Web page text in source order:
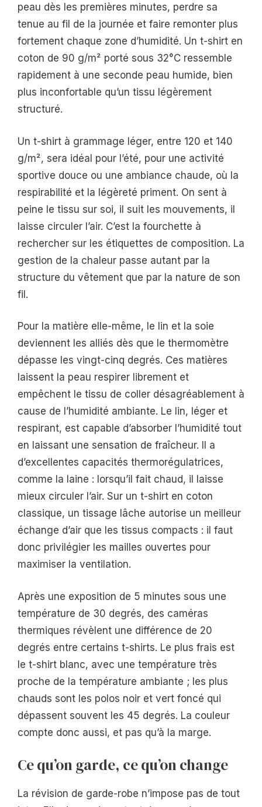
peau dès les premières minutes, perdre sa
tenue au fil de la journée et faire remonter plus
fortement chaque zone d’humidité. Un t-shirt en
coton de 90 g/m² porté sous 32°C ressemble
rapidement à une seconde peau humide, bien
plus inconfortable qu’un tissu légèrement
structuré.
Un t-shirt à grammage léger, entre 120 et 140
g/m², sera idéal pour l’été, pour une activité
sportive douce ou une ambiance chaude, où la
respirabilité et la légèreté priment. On sent à
peine le tissu sur soi, il suit les mouvements, il
laisse circuler l’air. C’est la fourchette à
rechercher sur les étiquettes de composition. La
gestion de la chaleur passe autant par la
structure du vêtement que par la nature de son
fil.
Pour la matière elle-même, le lin et la soie
deviennent les alliés dès que le thermomètre
dépasse les vingt-cinq degrés. Ces matières
laissent la peau respirer librement et
empêchent le tissu de coller désagréablement à
cause de l’humidité ambiante. Le lin, léger et
respirant, est capable d’absorber l’humidité tout
en laissant une sensation de fraîcheur. Il a
d’excellentes capacités thermorégulatrices,
comme la laine : lorsqu’il fait chaud, il laisse
mieux circuler l’air. Sur un t-shirt en coton
classique, un tissage lâche autorise un meilleur
échange d’air que les tissus compacts : il faut
donc privilégier les mailles ouvertes pour
maximiser la ventilation.
Après une exposition de 5 minutes sous une
température de 30 degrés, des caméras
thermiques révèlent une différence de 20
degrés entre certains t-shirts. Le plus frais est
le t-shirt blanc, avec une température très
proche de la température ambiante ; les plus
chauds sont les polos noir et vert foncé qui
dépassent souvent les 45 degrés. La couleur
compte donc aussi, et pas qu’à la marge.
Ce qu’on garde, ce qu’on change
La révision de garde-robe n’impose pas de tout